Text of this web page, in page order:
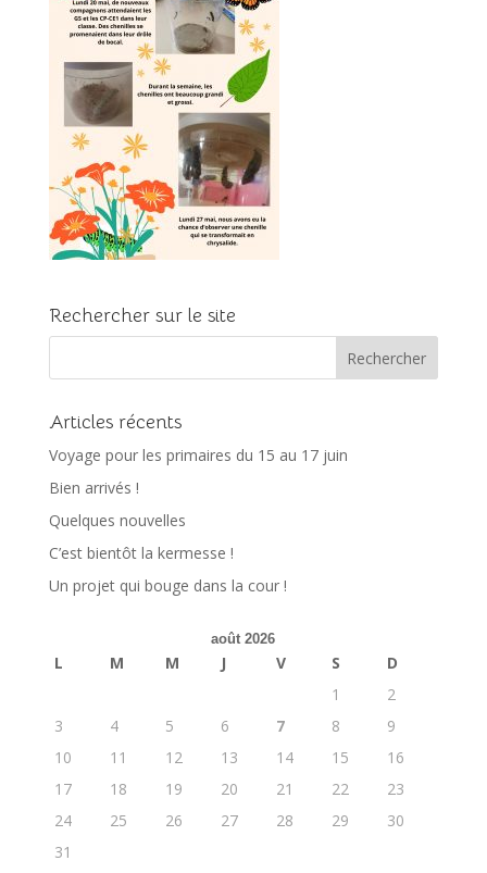
Rechercher sur le site
Articles récents
Voyage pour les primaires du 15 au 17 juin
Bien arrivés !
Quelques nouvelles
C’est bientôt la kermesse !
Un projet qui bouge dans la cour !
août 2026
L M M J V S
D
1
2
3
4 5 6 7 8
9
10
11 12 13 14 15
16
17
18 19 20 21 22
23
24
25 26 27 28 29
30
31